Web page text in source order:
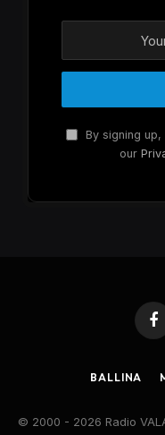
By signing
our
BALLINA
© 2000 - 2026 Radio